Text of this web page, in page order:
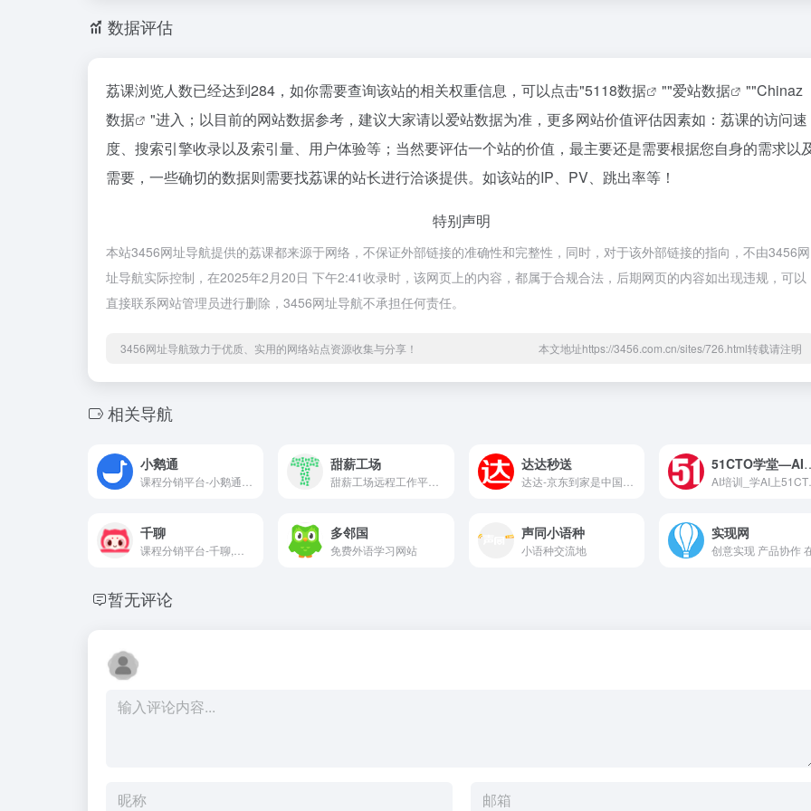
数据评估
荔课浏览人数已经达到284，如你需要查询该站的相关权重信息，可以点击"5118数据 ""爱站数据 ""Chinaz
数据
"进入；以目前的网站数据参考，建议大家请以爱站数据为准，更多网站价值评估因素如：荔课的访问速
度、搜索引擎收录以及索引量、用户体验等；当然要评估一个站的价值，最主要还是需要根据您自身的需求以
需要，一些确切的数据则需要找荔课的站长进行洽谈提供。如该站的IP、PV、跳出率等！
特别声明
本站3456网址导航提供的荔课都来源于网络，不保证外部链接的准确性和完整性，同时，对于该外部链接的指向，不由3456网
址导航实际控制，在2025年2月20日 下午2:41收录时，该网页上的内容，都属于合规合法，后期网页的内容如出现违规，可以
直接联系网站管理员进行删除，3456网址导航不承担任何责任。
3456网址导航致力于优质、实用的网络站点资源收集与分享！ 本文地址https://3456.com.cn/sites/726.html转载请注明
相关导航
小鹅通 甜薪工场 达达秒送
AI培
千聊 多邻国
免费外语学习网站
声同小语种
小语种交流地
实现网
暂无评论